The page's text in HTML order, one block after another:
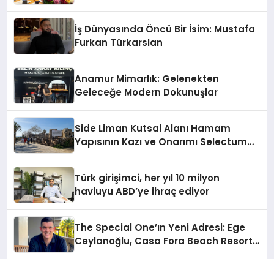
İş Dünyasında Öncü Bir İsim: Mustafa
Furkan Türkarslan
Anamur Mimarlık: Gelenekten
Geleceğe Modern Dokunuşlar
Side Liman Kutsal Alanı Hamam
Yapısının Kazı ve Onarımı Selectum
Türk girişimci, her yıl 10 milyon
havluyu ABD’ye ihraç ediyor
The Special One’ın Yeni Adresi: Ege
Ceylanoğlu, Casa Fora Beach Resort